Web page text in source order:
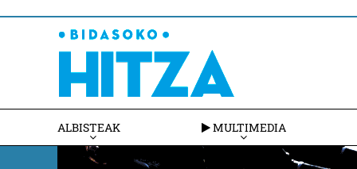
ALBISTEAK MULTIMEDIA